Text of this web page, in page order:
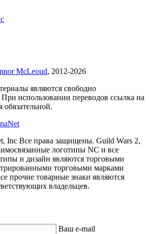
McLeoud, 2012-2026
являются свободно
использовании переводов ссылка на
обязательной.
Inc Все права защищены. Guild Wars 2,
логотипы NC и все
и дизайн являются торговыми
торговыми марками
прочие товарные знаки являются
владельцев.
Ваш e-mail